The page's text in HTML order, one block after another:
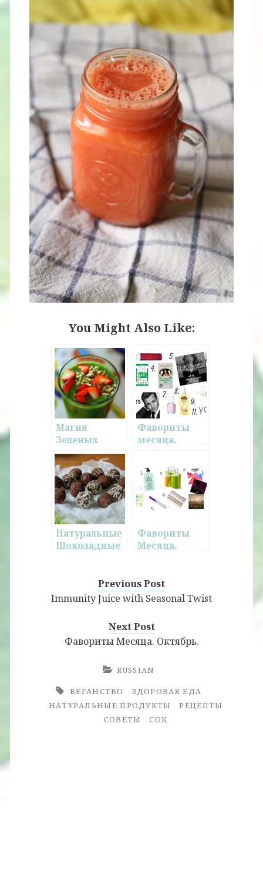
You Might Also Like:
Магия
Зеленых
Смузи
Фавориты
месяца.
Натуральные
Шоколадные
Фавориты
Месяца.
Previous Post
Immunity Juice with Seasonal Twist
Next Post
Фавориты Месяца. Октябрь.
RUSSIAN
ВЕГАНСТВО
ЗДОРОВАЯ ЕДА
НАТУРАЛЬНЫЕ ПРОДУКТЫ
РЕЦЕПТЫ
СОВЕТЫ
СОК